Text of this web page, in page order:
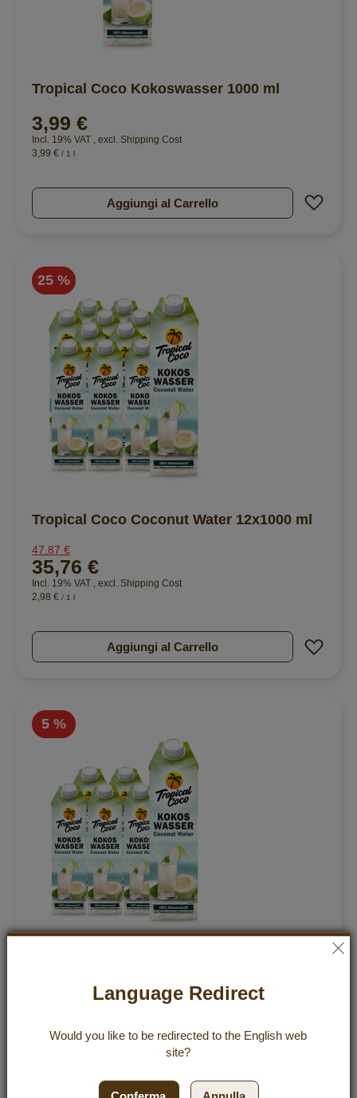
Tropical Coco Kokoswasser 1000 ml
3,99 €
Incl. 19% VAT , excl. Shipping Cost
3,99 € / 1 l
Aggiungi al Carrello
25 %
Tropical Coco Coconut Water 12x1000 ml
47,87 €
35,76 €
Incl. 19% VAT , excl. Shipping Cost
2,98 € / 1 l
Aggiungi al Carrello
5 %
3,79 € / 1 l
Aggiungi al Carrello
Language Redirect
Would you like to be redirected to the English web
site?